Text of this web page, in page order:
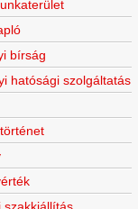
bírság
hatósági szolgáltatás